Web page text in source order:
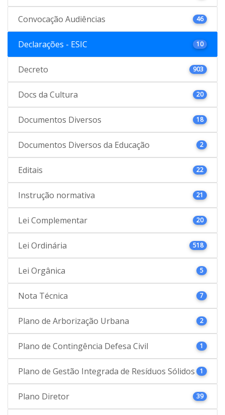
Convocação Audiências 46
Declarações - ESIC 10
Decreto 903
Docs da Cultura 20
Documentos Diversos 18
Documentos Diversos da Educação 2
Editais 22
Instrução normativa 21
Lei Complementar 20
Lei Ordinária 518
Lei Orgânica 5
Nota Técnica 7
Plano de Arborização Urbana 2
Plano de Contingência Defesa Civil 1
Plano de Gestão Integrada de Resíduos Sólidos 1
Plano Diretor 39